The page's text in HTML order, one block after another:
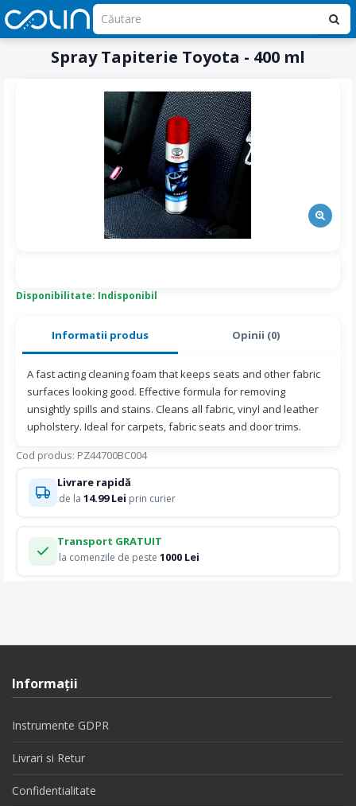
Spray Tapiterie Toyota - 400 ml
Informatii produs Opinii (0)
A fast acting cleaning foam that keeps seats and other fabric
surfaces looking good. Effective formula for removing
unsightly spills and stains. Cleans all fabric, vinyl and leather
upholstery. Ideal for carpets, fabric seats and door trims.
Cod produs: PZ44700BC004
Disponibilitate: Indisponibil
Livrare rapidă
de la 14.99 Lei prin curier
Transport GRATUIT
la comenzile de peste 1000 Lei
Informaţii
Instrumente GDPR
Livrari si Retur
Confidentialitate